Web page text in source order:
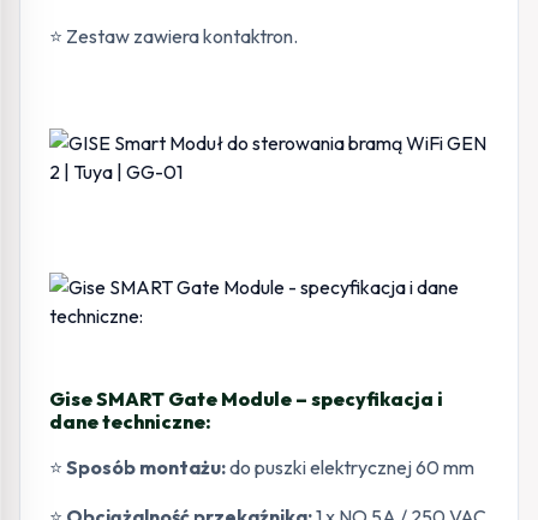
⭐ Zestaw zawiera kontaktron.
Gise SMART Gate Module – specyfikacja i
dane techniczne:
⭐ Sposób montażu:do puszki elektrycznej 60 mm